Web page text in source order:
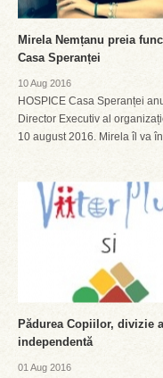
Mirela Nemțanu preia
Casa Speranței
10 Aug 2016
HOSPICE Casa Speranței
Director Executiv al
10 august 2016. Mirela îl va
Pădurea Copiilor, divizie
independentă
01 Aug 2016